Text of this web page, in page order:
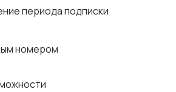
периода подписки
номером